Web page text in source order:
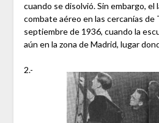
cuando se disolvió. Sin embargo, el
combate aéreo en las cercanías de
septiembre de 1936, cuando la
aún en la zona de Madrid, lugar
2.-